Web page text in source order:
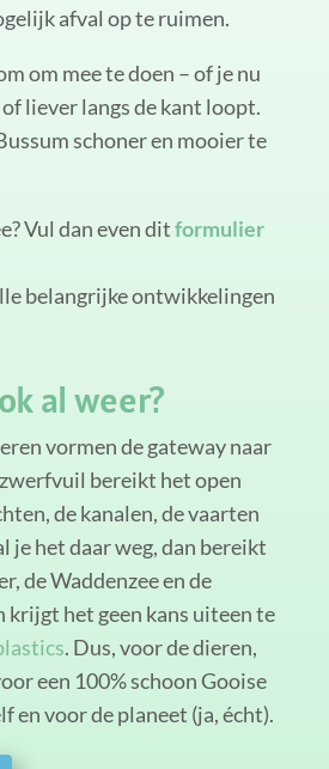
afval op te ruimen.
om mee te doen – of je nu
liever langs de kant loopt.
schoner en mooier te
Vul dan even ditformulier
belangrijke ontwikkelingen
al weer?
vormen de gateway naar
bereikt het open
de kanalen, de vaarten
je het daar weg, dan bereikt
de Waddenzee en de
krijgt het geen kans uiteen te
. Dus, voor de dieren,
een 100% schoon Gooise
en voor de planeet (ja, écht).